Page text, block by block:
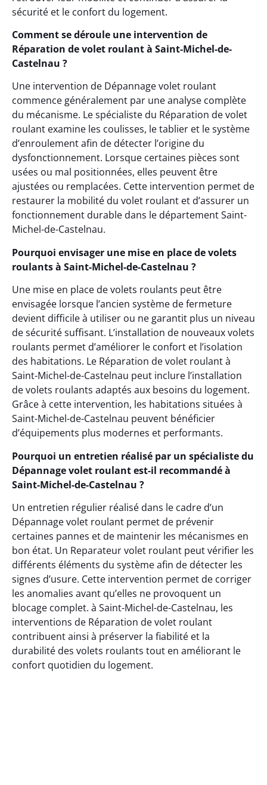
sécurité et le confort du logement.
Comment se déroule une intervention de
Réparation de volet roulant à Saint-Michel-de-
Castelnau ?
Une intervention de Dépannage volet roulant
commence généralement par une analyse complète
du mécanisme. Le spécialiste du Réparation de volet
roulant examine les coulisses, le tablier et le système
d’enroulement afin de détecter l’origine du
dysfonctionnement. Lorsque certaines pièces sont
usées ou mal positionnées, elles peuvent être
ajustées ou remplacées. Cette intervention permet de
restaurer la mobilité du volet roulant et d’assurer un
fonctionnement durable dans le département Saint-
Michel-de-Castelnau.
Pourquoi envisager une mise en place de volets
roulants à Saint-Michel-de-Castelnau ?
Une mise en place de volets roulants peut être
envisagée lorsque l’ancien système de fermeture
devient difficile à utiliser ou ne garantit plus un niveau
de sécurité suffisant. L’installation de nouveaux volets
roulants permet d’améliorer le confort et l’isolation
des habitations. Le Réparation de volet roulant à
Saint-Michel-de-Castelnau peut inclure l’installation
de volets roulants adaptés aux besoins du logement.
Grâce à cette intervention, les habitations situées à
Saint-Michel-de-Castelnau peuvent bénéficier
d’équipements plus modernes et performants.
Pourquoi un entretien réalisé par un spécialiste du
Dépannage volet roulant est-il recommandé à
Saint-Michel-de-Castelnau ?
Un entretien régulier réalisé dans le cadre d’un
Dépannage volet roulant permet de prévenir
certaines pannes et de maintenir les mécanismes en
bon état. Un Reparateur volet roulant peut vérifier les
différents éléments du système afin de détecter les
signes d’usure. Cette intervention permet de corriger
les anomalies avant qu’elles ne provoquent un
blocage complet. à Saint-Michel-de-Castelnau, les
interventions de Réparation de volet roulant
contribuent ainsi à préserver la fiabilité et la
durabilité des volets roulants tout en améliorant le
confort quotidien du logement.